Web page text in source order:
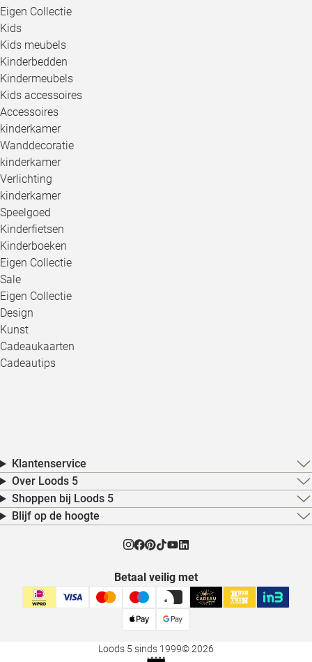
Eigen Collectie
Kids
Kids meubels
Kinderbedden
Kindermeubels
Kids accessoires
Accessoires
kinderkamer
Wanddecoratie
kinderkamer
Verlichting
kinderkamer
Speelgoed
Kinderfietsen
Kinderboeken
Eigen Collectie
Sale
Eigen Collectie
Design
Kunst
Cadeaukaarten
Cadeautips
Klantenservice
Over Loods 5
Shoppen bij Loods 5
Blijf op de hoogte
Betaal veilig met
Loods 5 sinds 1999© 2026